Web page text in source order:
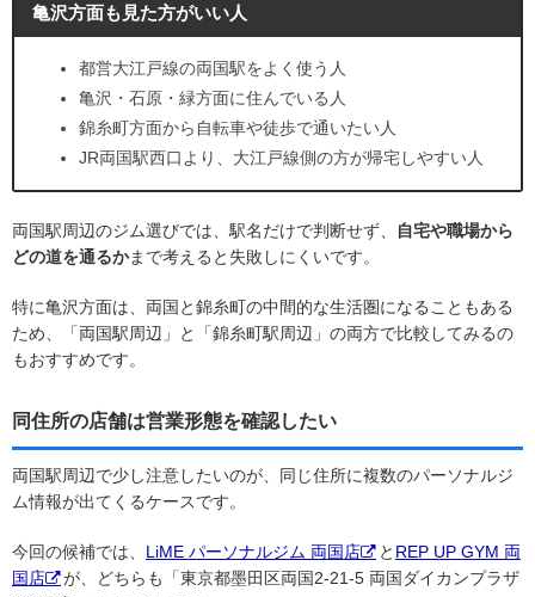
亀沢方面も見た方がいい人
都営大江戸線の両国駅をよく使う人
亀沢・石原・緑方面に住んでいる人
錦糸町方面から自転車や徒歩で通いたい人
JR両国駅西口より、大江戸線側の方が帰宅しやすい人
両国駅周辺のジム選びでは、駅名だけで判断せず、
自宅や職場から
どの道を通るかまで考えると失敗しにくいです。
特に亀沢方面は、両国と錦糸町の中間的な生活圏になることもある
ため、「両国駅周辺」と「錦糸町駅周辺」の両方で比較してみるの
もおすすめです。
同住所の店舗は営業形態を確認したい
両国駅周辺で少し注意したいのが、同じ住所に複数のパーソナルジ
ム情報が出てくるケースです。
今回の候補では、 LiME パーソナルジム 両国店 と REP UP GYM 両
国店
が、どちらも「東京都墨田区両国2-21-5 両国ダイカンプラザ